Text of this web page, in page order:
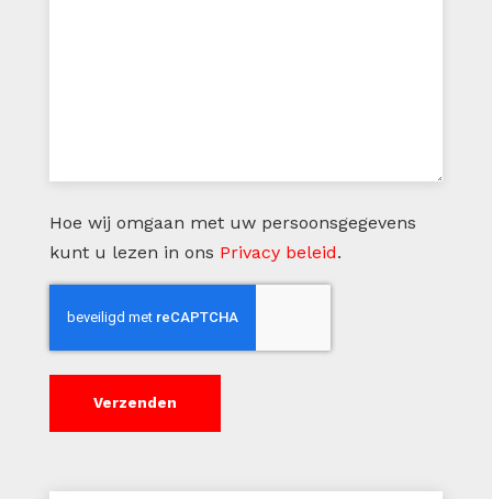
Hoe wij omgaan met uw persoonsgegevens
kunt u lezen in ons Privacy beleid.
ben
geen